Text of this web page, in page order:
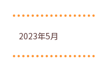
2023年5月